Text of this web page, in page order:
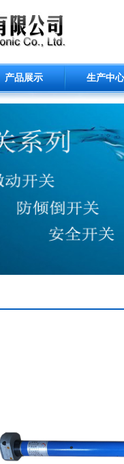
产品展示 生产中心